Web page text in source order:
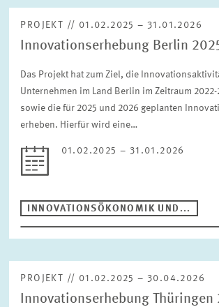
PROJEKT // 01.02.2025 – 31.01.2026
Innovationserhebung Berlin
Das Projekt hat zum Ziel, die
Unternehmen im Land Berlin im Zeitraum
sowie die für 2025 und 2026 geplanten
erheben. Hierfür wird eine…
01.02.2025 – 31.01.2026
INNOVATIONSÖKONOMIK UND...
PROJEKT // 01.02.2025 – 30.04.2026
Innovationserhebung Thüringen